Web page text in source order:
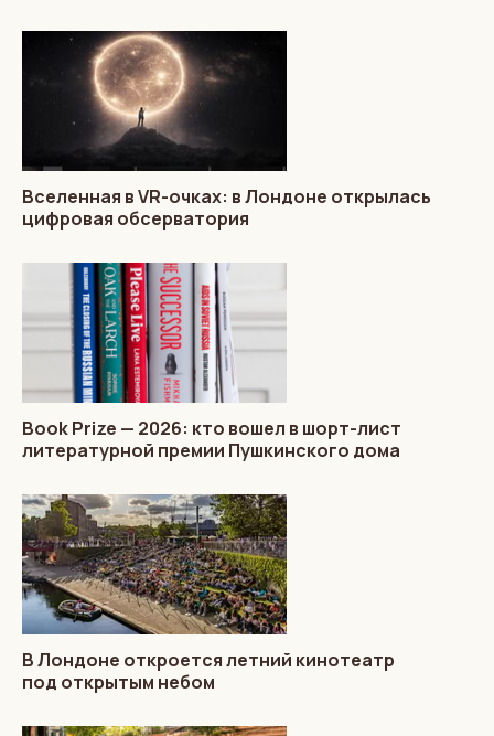
Вселенная в VR-очках: в Лондоне открылась
цифровая обсерватория
Book Prize — 2026: кто вошел в шорт-лист
литературной премии Пушкинского дома
В Лондоне откроется летний кинотеатр
под открытым небом